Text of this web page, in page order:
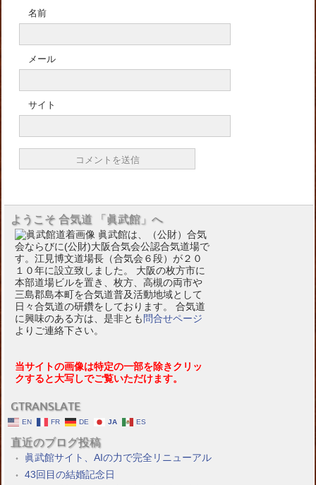
名前
メール
サイト
ようこそ 合気道 「眞武館」へ
眞武館は、（公財）合気
会ならびに(公財)大阪合気会公認合気道場で
す。江見博文道場長（合気会６段）が２０
１０年に設立致しました。 大阪の枚方市に
本部道場ビルを置き、枚方、高槻の両市や
三島郡島本町を合気道普及活動地域として
日々合気道の研鑽をしております。 合気道
に興味のある方は、是非とも 問合せページ
よりご連絡下さい。
当サイトの画像は特定の一部を除きクリッ
クすると大写しでご覧いただけます。
GTRANSLATE
EN FR DE JA ES
直近のブログ投稿
眞武館サイト、AIの力で完全リニューアル
43回目の結婚記念日